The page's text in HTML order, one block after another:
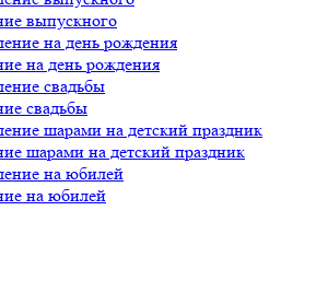
выпускного
на день рождения
свадьбы
шарами на детский праздник
на юбилей